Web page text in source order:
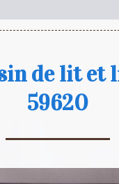
de lit et
59620